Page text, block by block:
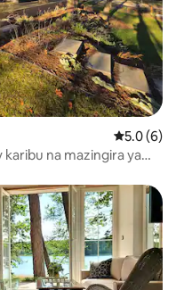
Ukadiriaji
5.0 (6)
na mazingira ya